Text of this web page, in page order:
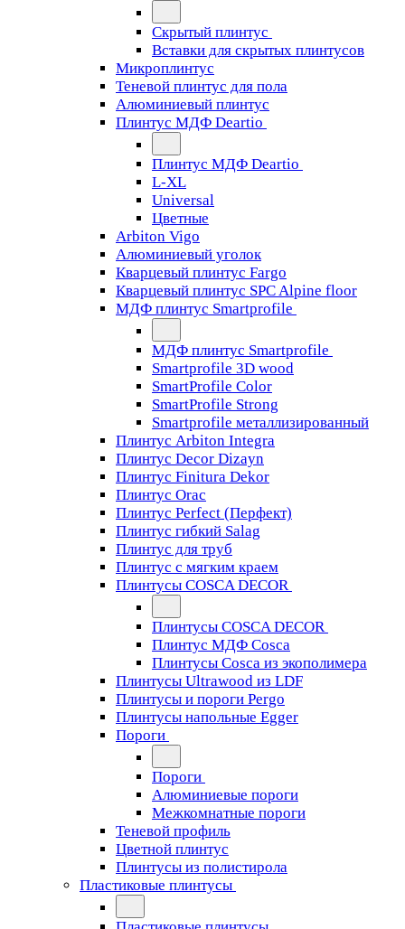
Скрытый плинтус
Вставки для скрытых плинтусов
Микроплинтус
Теневой плинтус для пола
Алюминиевый плинтус
Плинтус МДФ Deartio
Плинтус МДФ Deartio
L-XL
Universal
Цветные
Arbiton Vigo
Алюминиевый уголок
Кварцевый плинтус Fargo
Кварцевый плинтус SPC Alpine floor
МДФ плинтус Smartprofile
МДФ плинтус Smartprofile
Smartprofile 3D wood
SmartProfile Color
SmartProfile Strong
Smartprofile металлизированный
Плинтус Arbiton Integra
Плинтус Decor Dizayn
Плинтус Finitura Dekor
Плинтус Orac
Плинтус Perfect (Перфект)
Плинтус гибкий Salag
Плинтус для труб
Плинтус с мягким краем
Плинтусы COSCA DECOR
Плинтусы COSCA DECOR
Плинтус МДФ Cosca
Плинтусы Cosca из экополимера
Плинтусы Ultrawood из LDF
Плинтусы и пороги Pergo
Плинтусы напольные Egger
Пороги
Пороги
Алюминиевые пороги
Межкомнатные пороги
Теневой профиль
Цветной плинтус
Плинтусы из полистирола
Пластиковые плинтусы